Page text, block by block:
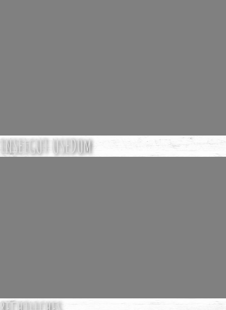
INSELGUT USEDOM